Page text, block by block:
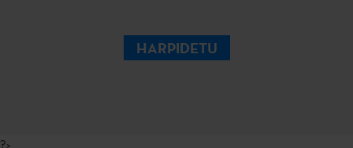
HARPIDETU
?>